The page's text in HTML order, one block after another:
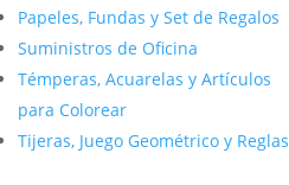
Papeles, Fundas y Set de Regalos
Suministros de Oficina
Témperas, Acuarelas y Artículos
para Colorear
Tijeras, Juego Geométrico y Reglas